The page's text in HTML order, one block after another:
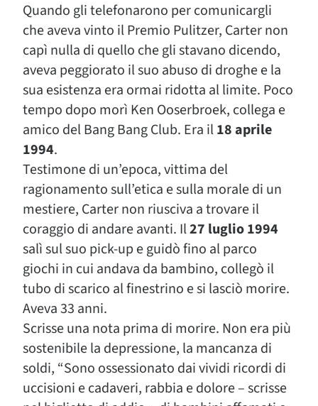
Quando gli telefonarono per comunicargli
che aveva vinto il Premio Pulitzer, Carter non
capì nulla di quello che gli stavano dicendo,
aveva peggiorato il suo abuso di droghe e la
sua esistenza era ormai ridotta al limite. Poco
tempo dopo morì Ken Ooserbroek, collega e
amico del Bang Bang Club. Era il18 aprile
1994.
Testimone di un’epoca, vittima del
ragionamento sull’etica e sulla morale di un
mestiere, Carter non riusciva a trovare il
coraggio di andare avanti. Il27 luglio 1994
salì sul suo pick-up e guidò fino al parco
giochi in cui andava da bambino, collegò il
tubo di scarico al finestrino e si lasciò morire.
Aveva 33 anni.
Scrisse una nota prima di morire. Non era più
sostenibile la depressione, la mancanza di
soldi, “Sono ossessionato dai vividi ricordi di
uccisioni e cadaveri, rabbia e dolore – scrisse